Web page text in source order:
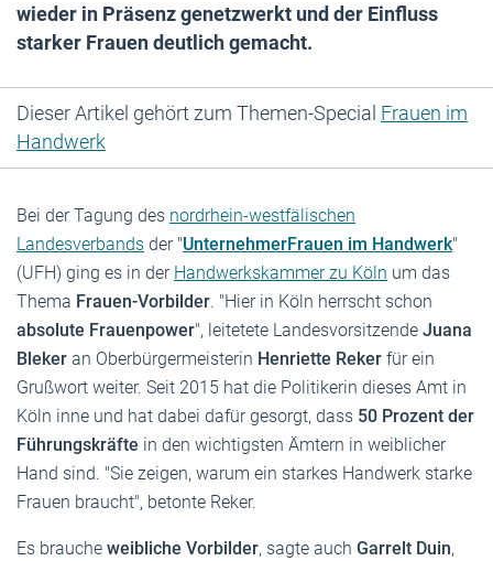
wieder in Präsenz genetzwerkt und der Einfluss
starker Frauen deutlich gemacht.
Dieser Artikel gehört zum Themen-Special Frauen im
Handwerk
Bei der Tagung des nordrhein-westfälischen
Landesverbands der "UnternehmerFrauen im Handwerk"
(UFH) ging es in der Handwerkskammer zu Köln um das
Thema Frauen-Vorbilder. "Hier in Köln herrscht schon
absolute Frauenpower", leitetete Landesvorsitzende Juana
Bleker an Oberbürgermeisterin Henriette Reker für ein
Grußwort weiter. Seit 2015 hat die Politikerin dieses Amt in
Köln inne und hat dabei dafür gesorgt, dass 50 Prozent der
Führungskräfte in den wichtigsten Ämtern in weiblicher
Hand sind. "Sie zeigen, warum ein starkes Handwerk starke
Frauen braucht", betonte Reker.
Es brauche weibliche Vorbilder, sagte auch Garrelt Duin,